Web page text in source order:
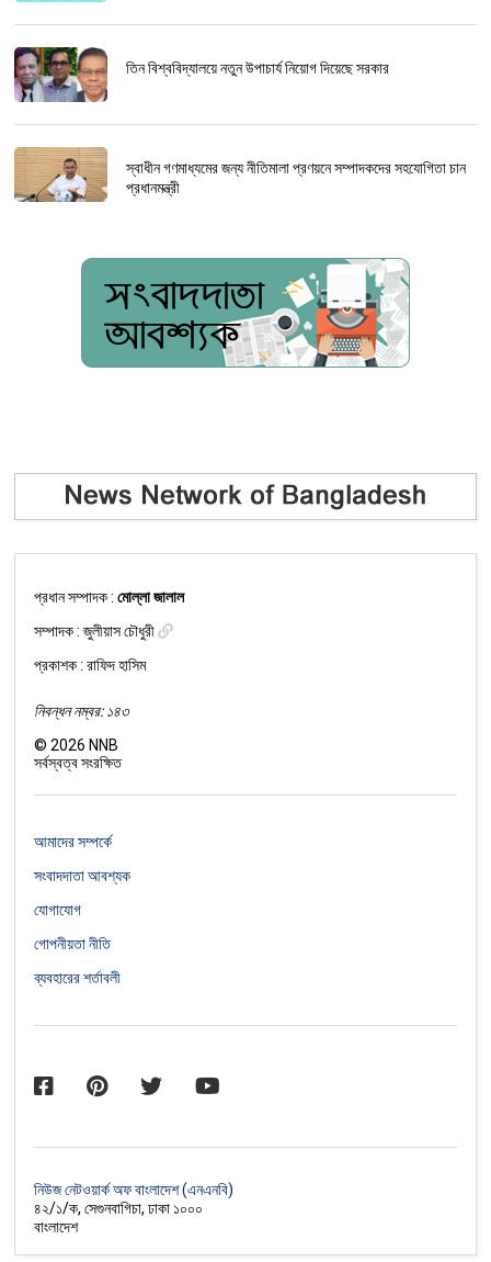
তিন বিশ্ববিদ্যালয়ে নতুন উপাচার্য নিয়োগ দিয়েছে সরকার
স্বাধীন গণমাধ্যমের জন্য নীতিমালা প্রণয়নে সম্পাদকদের সহযোগিতা চান
প্রধানমন্ত্রী
প্রধান সম্পাদক :মোল্লা জালাল
সম্পাদক :জুলীয়াস চৌধুরী
প্রকাশক : রাফিদ হাসিম
নিবন্ধন নম্বর: ১৪৩
©2026 NNB
সর্বস্বত্ব সংরক্ষিত
আমাদের সম্পর্কে
সংবাদদাতা আবশ্যক
যোগাযোগ
গোপনীয়তা নীতি
ব্যবহারের শর্তাবলী
নিউজ নেটওয়ার্ক অফ বাংলাদেশ (এনএনবি)
৪২/১/ক, সেগুনবাগিচা, ঢাকা ১০০০
বাংলাদেশ